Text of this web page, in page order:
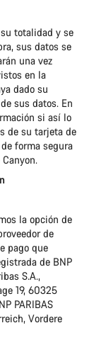
totalidad y se
sus datos se
una vez
en la
dado su
sus datos. En
si así lo
de su tarjeta de
forma segura
la opción de
de
pago que
de BNP
S.A.,
19, 60325
PARIBAS
Vordere